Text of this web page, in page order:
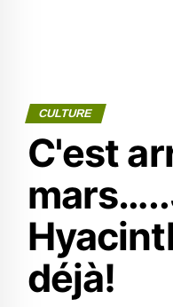
CULTURE
C'est
déjà!